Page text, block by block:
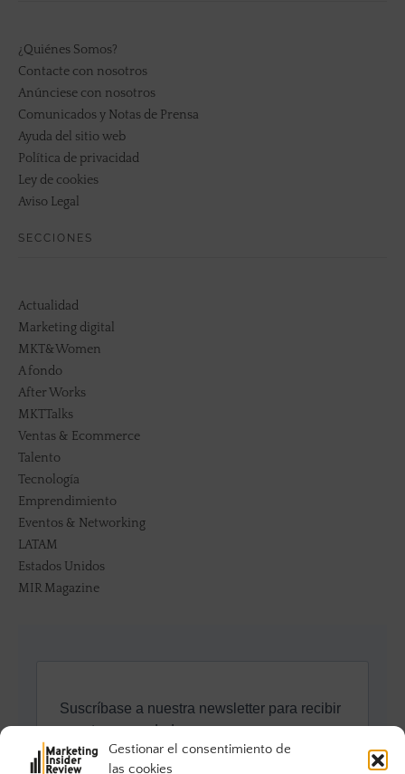
Gestionar el consentimiento de
las cookies
¿Quiénes Somos?
Contacte con nosotros
Anúnciese con nosotros
Comunicados y Notas de Prensa
Ayuda del sitio web
Política de privacidad
Ley de cookies
Aviso Legal
SECCIONES
Actualidad
Marketing digital
MKT&Women
A fondo
After Works
MKTTalks
Ventas & Ecommerce
Talento
Tecnología
Emprendimiento
Eventos & Networking
LATAM
Estados Unidos
MIR Magazine